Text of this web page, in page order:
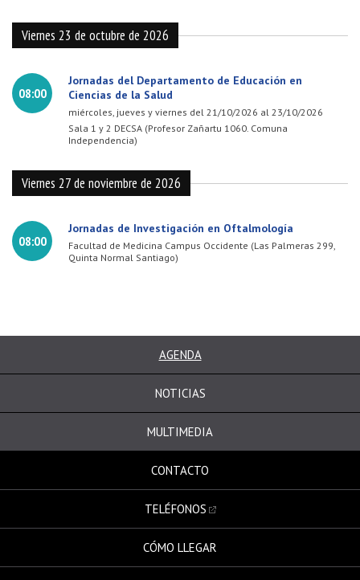
Viernes 23 de octubre de 2026
08:00
Jornadas del Departamento de Educación en
Ciencias de la Salud
miércoles, jueves y viernes del 21/10/2026 al 23/10/2026
Sala 1 y 2 DECSA (Profesor Zañartu 1060. Comuna
Independencia)
Viernes 27 de noviembre de 2026
08:00
Jornadas de Investigación en Oftalmología
Facultad de Medicina Campus Occidente (Las Palmeras 299,
Quinta Normal Santiago)
AGENDA
NOTICIAS
MULTIMEDIA
CONTACTO
TELÉFONOS
CÓMO LLEGAR